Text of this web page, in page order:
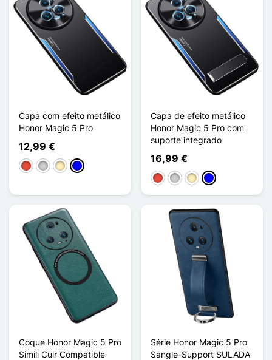
Capa com efeito metálico
Honor Magic 5 Pro
12,99 €
Vermelho
PrataOuroAzul
Capa de efeito metálico
Honor Magic 5 Pro com
suporte integrado
16,99 €
Vermelho
PrataOuroAzul
Coque Honor Magic 5 Pro
Simili Cuir Compatible
Série Honor Magic 5 Pro
Sangle-Support SULADA